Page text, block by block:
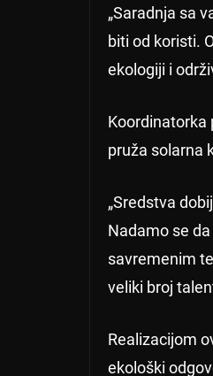
„Saradnja sa
biti od koristi.
ekologiji i
Koordinatorka
pruža solarna
„Sredstva
Nadamo se
savremenim
veliki broj
Realizacijom
ekološki